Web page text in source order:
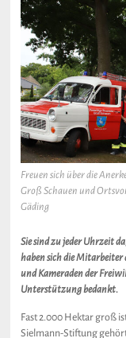
Freuen sich über die
Groß Schauen und
Gäding
Sie sind zu jeder Uhrzeit
haben sich die
und Kameraden der
Unterstützung bedankt.
Fast 2.000 Hektar groß
Sielmann-Stiftung